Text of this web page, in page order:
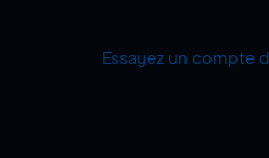
Essayez un compte